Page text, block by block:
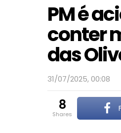
PM é
conter
das
31/07/2025, 00:08
8
shares